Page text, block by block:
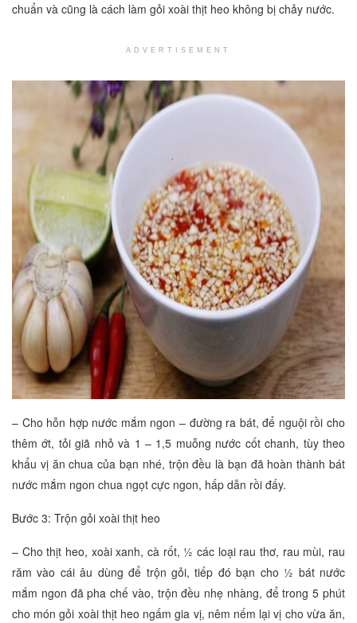
chuẩn và cũng là cách làm gỏi xoài thịt heo không bị chảy nước.
ADVERTISEMENT
– Cho hỗn hợp nước mắm ngon – đường ra bát, để nguội rồi cho
thêm ớt, tỏi giã nhỏ và 1 – 1,5 muỗng nước cốt chanh, tùy theo
khẩu vị ăn chua của bạn nhé, trộn đều là bạn đã hoàn thành bát
nước mắm ngon chua ngọt cực ngon, hấp dẫn rồi đấy.
Bước 3: Trộn gỏi xoài thịt heo
– Cho thịt heo, xoài xanh, cà rốt, ½ các loại rau thơ, rau mùi, rau
răm vào cái âu dùng để trộn gỏi, tiếp đó bạn cho ½ bát nước
mắm ngon đã pha chế vào, trộn đều nhẹ nhàng, để trong 5 phút
cho món gỏi xoài thịt heo ngấm gia vị, nêm nếm lại vị cho vừa ăn,